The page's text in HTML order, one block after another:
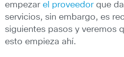
empezar el proveedorque
servicios, sin embargo, es
siguientes pasos y veremos
esto empieza ahí.